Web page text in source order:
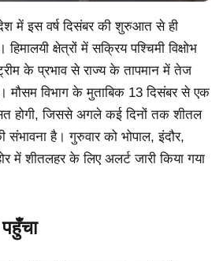
में इस वर्ष दिसंबर की शुरुआत से ही
क्षेत्रों में सक्रिय पश्चिमी विक्षोभ
के प्रभाव से राज्य के तापमान में तेज
मौसम विभाग के मुताबिक 13 दिसंबर से एक
होगी, जिससे अगले कई दिनों तक शीतल
संभावना है। गुरुवार को भोपाल, इंदौर,
में शीतलहर के लिए अलर्ट जारी किया गया